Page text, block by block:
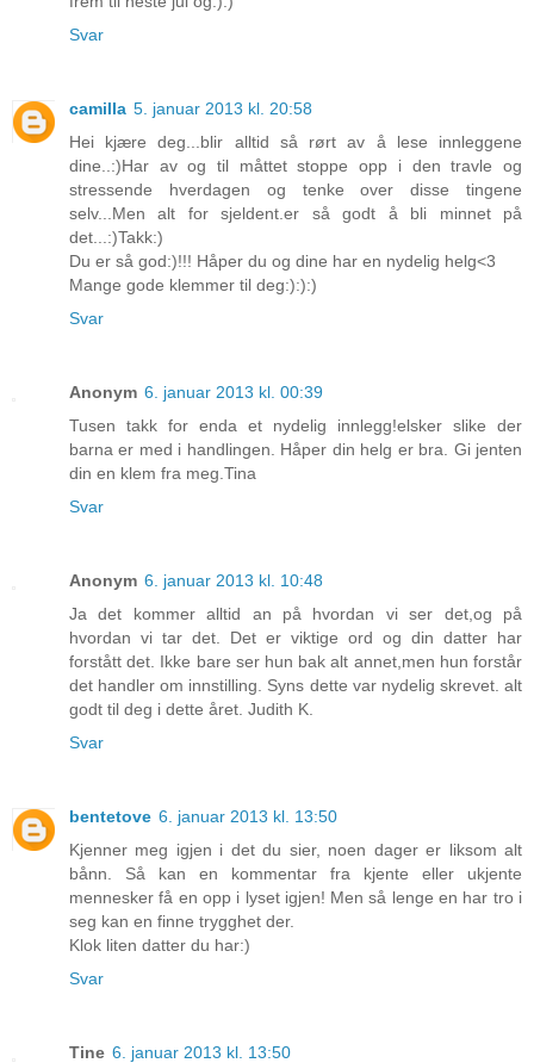
Svar
camilla 5. januar 2013 kl. 20:58
Hei kjære deg...blir alltid så rørt av å lese innleggene
dine..:)Har av og til måttet stoppe opp i den travle og
stressende hverdagen og tenke over disse tingene
selv...Men alt for sjeldent.er så godt å bli minnet på
det...:)Takk:)
Du er så god:)!!! Håper du og dine har en nydelig helg<3
Mange gode klemmer til deg:):):)
Svar
Anonym 6. januar 2013 kl. 00:39
Tusen takk for enda et nydelig innlegg!elsker slike der
barna er med i handlingen. Håper din helg er bra. Gi jenten
din en klem fra meg.Tina
Svar
Anonym 6. januar 2013 kl. 10:48
Ja det kommer alltid an på hvordan vi ser det,og på
hvordan vi tar det. Det er viktige ord og din datter har
forstått det. Ikke bare ser hun bak alt annet,men hun forstår
det handler om innstilling. Syns dette var nydelig skrevet. alt
godt til deg i dette året. Judith K.
Svar
bentetove 6. januar 2013 kl. 13:50
Kjenner meg igjen i det du sier, noen dager er liksom alt
bånn. Så kan en kommentar fra kjente eller ukjente
mennesker få en opp i lyset igjen! Men så lenge en har tro i
seg kan en finne trygghet der.
Klok liten datter du har:)
Svar
Tine 6. januar 2013 kl. 13:50